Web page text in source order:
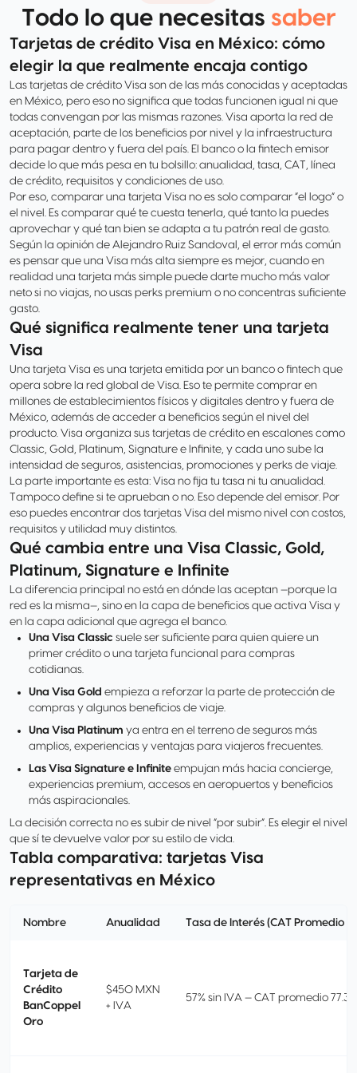
Todo lo que necesitas saber
Tarjetas de crédito Visa en México: cómo
elegir la que realmente encaja contigo
Las tarjetas de crédito Visa son de las más conocidas y aceptadas
en México, pero eso no significa que todas funcionen igual ni que
todas convengan por las mismas razones. Visa aporta la red de
aceptación, parte de los beneficios por nivel y la infraestructura
para pagar dentro y fuera del país. El banco o la fintech emisor
decide lo que más pesa en tu bolsillo: anualidad, tasa, CAT, línea
de crédito, requisitos y condiciones de uso.
Por eso, comparar una tarjeta Visa no es solo comparar “el logo” o
el nivel. Es comparar qué te cuesta tenerla, qué tanto la puedes
aprovechar y qué tan bien se adapta a tu patrón real de gasto.
Según la opinión de Alejandro Ruiz Sandoval, el error más común
es pensar que una Visa más alta siempre es mejor, cuando en
realidad una tarjeta más simple puede darte mucho más valor
neto si no viajas, no usas perks premium o no concentras suficiente
gasto.
Qué significa realmente tener una tarjeta
Visa
Una tarjeta Visa es una tarjeta emitida por un banco o fintech que
opera sobre la red global de Visa. Eso te permite comprar en
millones de establecimientos físicos y digitales dentro y fuera de
México, además de acceder a beneficios según el nivel del
producto. Visa organiza sus tarjetas de crédito en escalones como
Classic, Gold, Platinum, Signature e Infinite, y cada uno sube la
intensidad de seguros, asistencias, promociones y perks de viaje.
La parte importante es esta: Visa no fija tu tasa ni tu anualidad.
Tampoco define si te aprueban o no. Eso depende del emisor. Por
eso puedes encontrar dos tarjetas Visa del mismo nivel con costos,
requisitos y utilidad muy distintos.
Qué cambia entre una Visa Classic, Gold,
Platinum, Signature e Infinite
La diferencia principal no está en dónde las aceptan —porque la
red es la misma—, sino en la capa de beneficios que activa Visa y
en la capa adicional que agrega el banco.
Una Visa Classic suele ser suficiente para quien quiere un
primer crédito o una tarjeta funcional para compras
cotidianas.
Una Visa Gold empieza a reforzar la parte de protección de
compras y algunos beneficios de viaje.
Una Visa Platinum ya entra en el terreno de seguros más
amplios, experiencias y ventajas para viajeros frecuentes.
Las Visa Signature e Infinite empujan más hacia concierge,
experiencias premium, accesos en aeropuertos y beneficios
más aspiracionales.
La decisión correcta no es subir de nivel “por subir”. Es elegir el nivel
que sí te devuelve valor por su estilo de vida.
Tabla comparativa: tarjetas Visa
representativas en México
Nombre Anualidad Tasa de Interés (CAT Promedio
Tarjeta de
Crédito
BanCoppel
Oro
$450 MXN
+ IVA
57% sin IVA — CAT promedio